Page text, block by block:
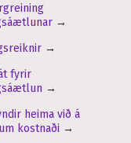
→
→
fyrir
→
heima við á
kostnaði →